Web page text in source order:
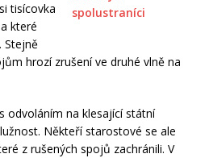
tisícovka
které
Stejně
hrozí zrušení ve druhé vlně na
odvoláním na klesající státní
Někteří starostové se ale
z rušených spojů zachránili. V